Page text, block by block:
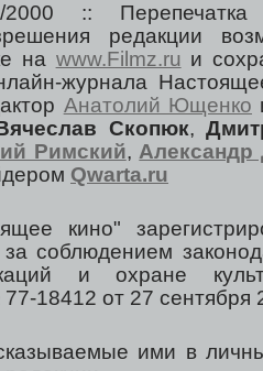
:: Перепечатка
редакции
на www.Filmz.ru и
журнала
Анатолий Ющенко
Скопюк,
Римский,Александр
Qwarta.ru
кино"
соблюдением
и охране
18412 от 27 сентября
ими в